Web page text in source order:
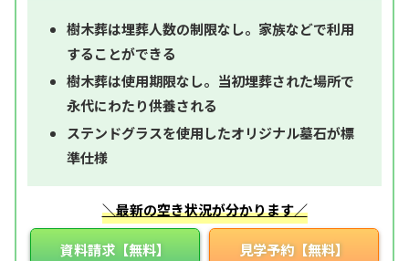
樹木葬は埋葬人数の制限なし。家族などで利用
することができる
樹木葬は使用期限なし。当初埋葬された場所で
永代にわたり供養される
ステンドグラスを使用したオリジナル墓石が標
準仕様
＼最新の空き状況が分かります／
資料請求【無料】 見学予約【無料】